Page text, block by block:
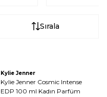
Sırala
Yeni
Kylie Jenner
Kylie Jenner Cosmic Intense
EDP 100 ml Kadın Parfüm